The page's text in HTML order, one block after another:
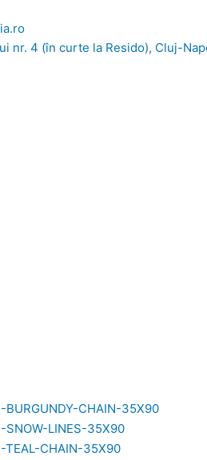
nr. 4 (în curte la Resido), Cluj-